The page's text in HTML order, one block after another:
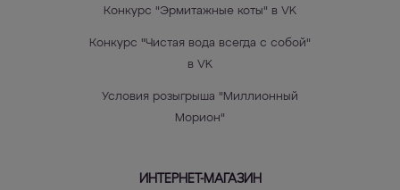
Конкурс "Эрмитажные коты" в VK
Конкурс "Чистая вода всегда с собой"
в VK
Условия розыгрыша "Миллионный
Морион"
ИНТЕРНЕТ-МАГАЗИН